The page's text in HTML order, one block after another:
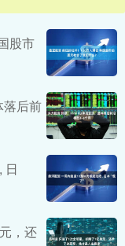
股市
落后前
日
，还